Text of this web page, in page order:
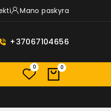
Mano paskyra
+37067104656
0 0